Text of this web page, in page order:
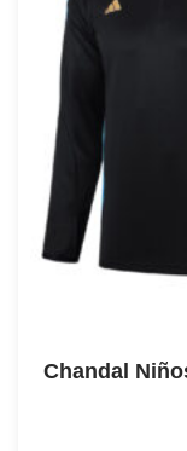
Chandal